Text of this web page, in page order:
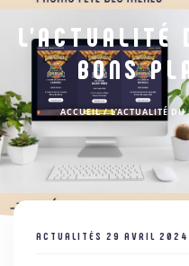
L’ACTUALITÉ
BONS
ACCUEIL/L’ACTUALITÉ
ACTUALITÉS 29 AVRIL 2024